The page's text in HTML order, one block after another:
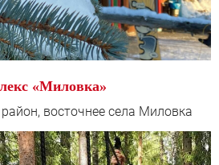
«Миловка»
восточнее села Миловка